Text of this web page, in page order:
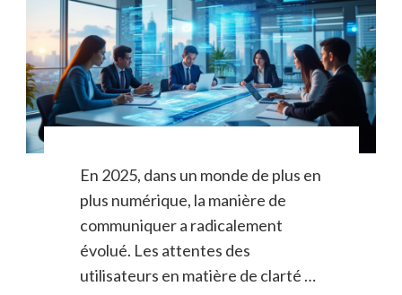
En 2025, dans un monde de plus en
plus numérique, la manière de
communiquer a radicalement
évolué. Les attentes des
utilisateurs en matière de clarté …